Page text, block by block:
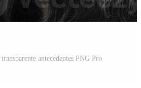
antecedentes PNG Pro